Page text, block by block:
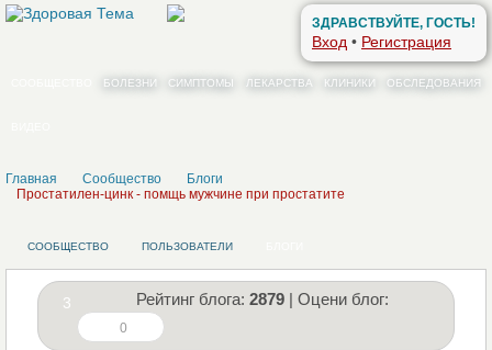
ЗДРАВСТВУЙТЕ, ГОСТЬ!
Вход • Регистрация
БОЛЕЗНИ СИМПТОМЫ ЛЕКАРСТВА КЛИНИКИ ОБСЛЕДОВАНИЯ
Главная Сообщество
Блоги
Простатилен-цинк - помщь мужчине при простатите
СООБЩЕСТВО ПОЛЬЗОВАТЕЛИ
3 Рейтинг блога: 2879 | Оцени блог:
0